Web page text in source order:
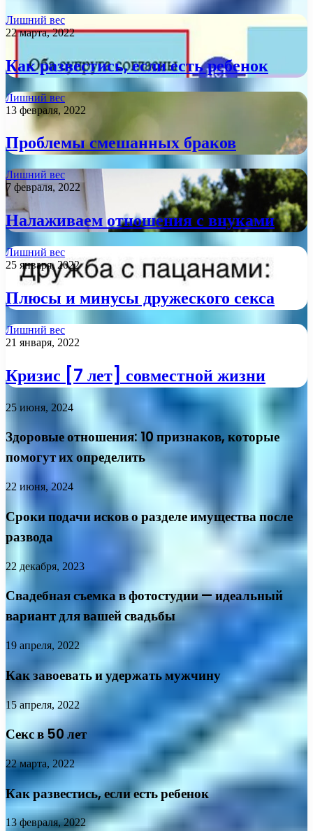
Лишний вес
22 марта, 2022
Как развестись, если есть ребенок
Лишний вес
13 февраля, 2022
Проблемы смешанных браков
Лишний вес
7 февраля, 2022
Налаживаем отношения с внуками
Лишний вес
25 января, 2022
Плюсы и минусы дружеского секса
Лишний вес
21 января, 2022
Кризис [7 лет] совместной жизни
25 июня, 2024
Здоровые отношения: 10 признаков, которые
помогут их определить
22 июня, 2024
Сроки подачи исков о разделе имущества после
развода
22 декабря, 2023
Свадебная съемка в фотостудии — идеальный
вариант для вашей свадьбы
19 апреля, 2022
Как завоевать и удержать мужчину
15 апреля, 2022
Секс в 50 лет
22 марта, 2022
Как развестись, если есть ребенок
13 февраля, 2022